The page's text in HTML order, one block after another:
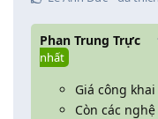
Phan Trung Trực
nhất
Giá công
Còn các